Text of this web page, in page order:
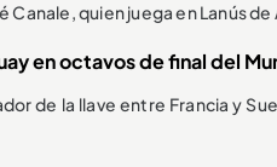
quien juega en Lanús
en octavos de final del
de la llave entre Francia y